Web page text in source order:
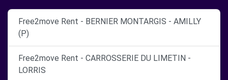
Free2move Rent - BERNIER MONTARGIS - AMILLY
(P)
Free2move Rent - CARROSSERIE DU LIMETIN -
LORRIS